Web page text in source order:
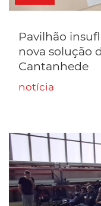
Pavilhão
nova solução
Cantanhede
notícia